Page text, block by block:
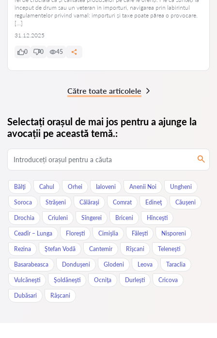
început de drum sau un veteran în importuri, navigarea prin labirintul
regulamentelor privind vamal: importuri și taxe poate părea o provocare.
[…]
31.12.2025
0 0 45
Către toate articolele
Selectați orașul de mai jos pentru a ajunge la
avocații pe această temă.:
Bălţi Cahul Orhei Ialoveni Anenii Noi Ungheni
Soroca Străşeni Călăraşi Comrat Edineţ Căuşeni
Drochia Criuleni Sîngerei Briceni Hînceşti
Ceadîr – Lunga Floreşti Cimişlia Făleşti Nisporeni
Rezina Ştefan Vodă Cantemir Rîşcani Teleneşti
Basarabeasca Donduşeni Glodeni Leova Taraclia
Vulcăneşti Şoldăneşti Ocniţa Durleşti Cricova
Dubăsari Râșcani